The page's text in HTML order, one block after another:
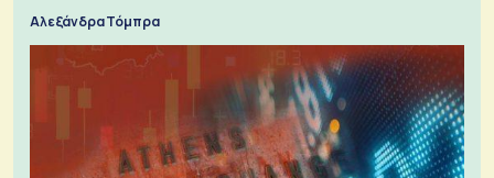
Αλεξάνδρα Τόμπρα